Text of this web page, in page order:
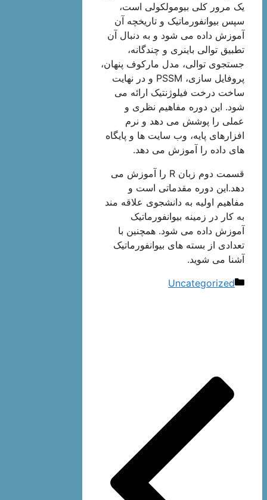
یک مرور کلی بیومولکولی است،
سپس بیوانفورماتیک و تاریخچه آن
آموزش داده می شود و به دنبال آن
تطبیق توالی باینری و چندگانه،
جستجوی توالی، مدل مارکوف پنهان،
پروفایل سازی، PSSM و در نهایت
ساخت درخت فیلوژنتیک ارائه می
شود. این دوره مفاهیم نظری و
عملی را پوشش می دهد و نرم
افزارهای پایه، وب سایت ها و پایگاه
های داده را آموزش می دهد.
قسمت دوم زبان R را آموزش می
دهد.این دوره مقدماتی است و
مفاهیم اولیه به دانشجوی علاقه مند
به کار در زمینه بیوانفورماتیک
آموزش داده می شود. همچنین با
تعدادی از بسته های بیوانفورماتیک
آشنا می شوید.
دسته‌ها
Uncategorized